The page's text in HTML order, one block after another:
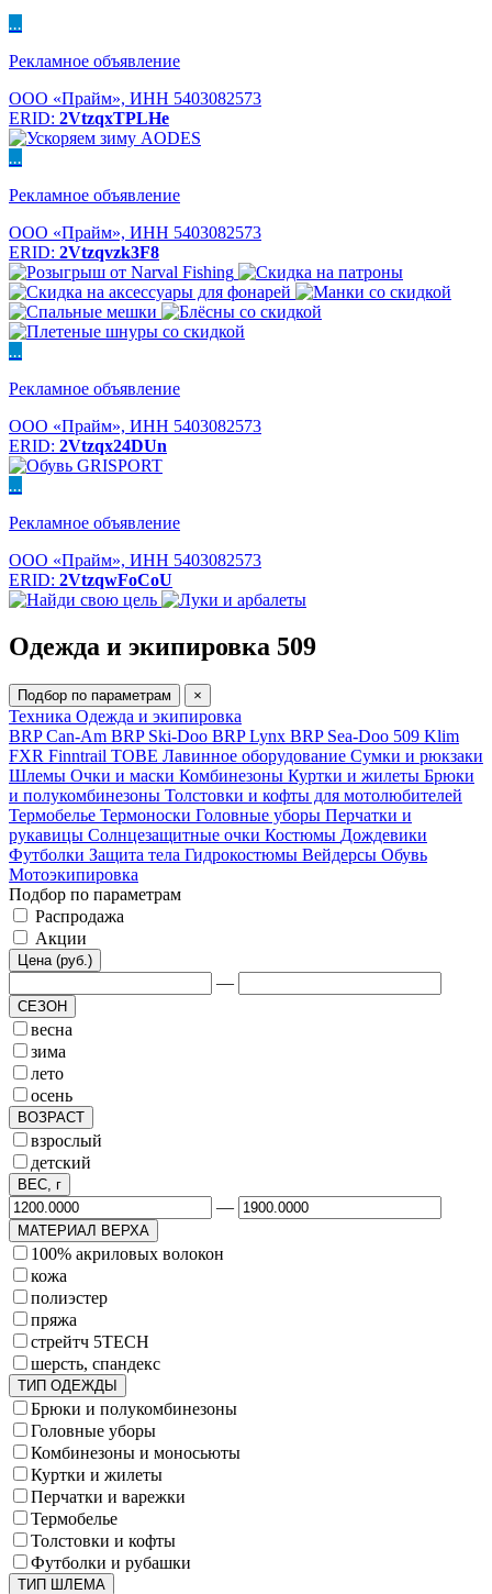
...
Рекламное объявление
ООО «Прайм», ИНН 5403082573
ERID: 2VtzqxTPLHe
...
Рекламное объявление
ООО «Прайм», ИНН 5403082573
ERID: 2Vtzqvzk3F8
...
Рекламное объявление
ООО «Прайм», ИНН 5403082573
ERID: 2Vtzqx24DUn
...
Рекламное объявление
ООО «Прайм», ИНН 5403082573
ERID: 2VtzqwFoCoU
Одежда и экипировка 509
Подбор по параметрам ×
Техника Одежда и экипировка
BRP Can-Am BRP Ski-Doo BRP Lynx BRP Sea-Doo 509 Klim
FXR Finntrail TOBE Лавинное оборудование Сумки и рюкзаки
Шлемы Очки и маски Комбинезоны Куртки и жилеты Брюки
и полукомбинезоны Толстовки и кофты для мотолюбителей
Термобелье Термоноски Головные уборы Перчатки и
рукавицы Солнцезащитные очки Костюмы Дождевики
Футболки Защита тела Гидрокостюмы Вейдерсы Обувь
Мотоэкипировка
Подбор по параметрам
Распродажа
Акции
Цена (руб.)
—
СЕЗОН
весна
зима
лето
осень
ВОЗРАСТ
взрослый
детский
ВЕС, г
—
МАТЕРИАЛ ВЕРХА
100% акриловых волокон
кожа
полиэстер
пряжа
стрейтч 5TECH
шерсть, спандекс
ТИП ОДЕЖДЫ
Брюки и полукомбинезоны
Головные уборы
Комбинезоны и моносьюты
Куртки и жилеты
Перчатки и варежки
Термобелье
Толстовки и кофты
Футболки и рубашки
ТИП ШЛЕМА